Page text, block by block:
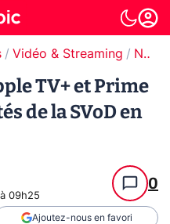
Vidéo & Streaming Netflix
TV+ et Prime
de la SVoD en
09h25
0
Ajoutez-nous en favori